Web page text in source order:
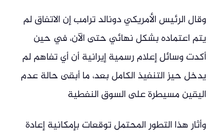
وقال الرئيس الأمريكي دونالد ترامب إن الاتفاق لم
يتم اعتماده بشكل نهائي حتى الآن، في حين
أكدت وسائل إعلام رسمية إيرانية أن أي تفاهم لم
يدخل حيز التنفيذ الكامل بعد، ما أبقى حالة عدم
اليقين مسيطرة على السوق النفطية
وأثار هذا التطور المحتمل توقعات بإمكانية إعادة